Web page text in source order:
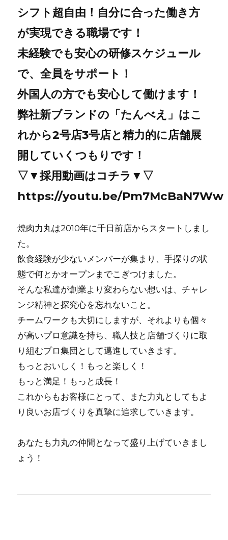
シフト超自由！自分に合った働き方
が実現できる職場です！
未経験でも安心の研修スケジュール
で、全員をサポート！
外国人の方でも安心して働けます！
弊社新ブランドの「たんべえ」はこ
れから2号店3号店と精力的に店舗展
開していくつもりです！
▽▼採用動画はコチラ▼▽
https://youtu.be/Pm7McBaN7Ww
焼⾁⼒丸は2010年に千⽇前店からスタートしまし
た。
飲⾷経験が少ないメンバーが集まり、⼿探りの状
態で何とかオープンまでこぎつけました。
そんな私達が創業より変わらない想いは、チャレ
ンジ精神と探究⼼を忘れないこと。
チームワークも⼤切にしますが、それよりも個々
が⾼いプロ意識を持ち、職⼈技と店舗づくりに取
り組むプロ集団として邁進していきます。
もっとおいしく！もっと楽しく！
もっと満⾜！もっと成⻑！
これからもお客様にとって、また⼒丸としてもよ
り良いお店づくりを真摯に追求していきます。
あなたも力丸の仲間となって盛り上げていきまし
ょう！